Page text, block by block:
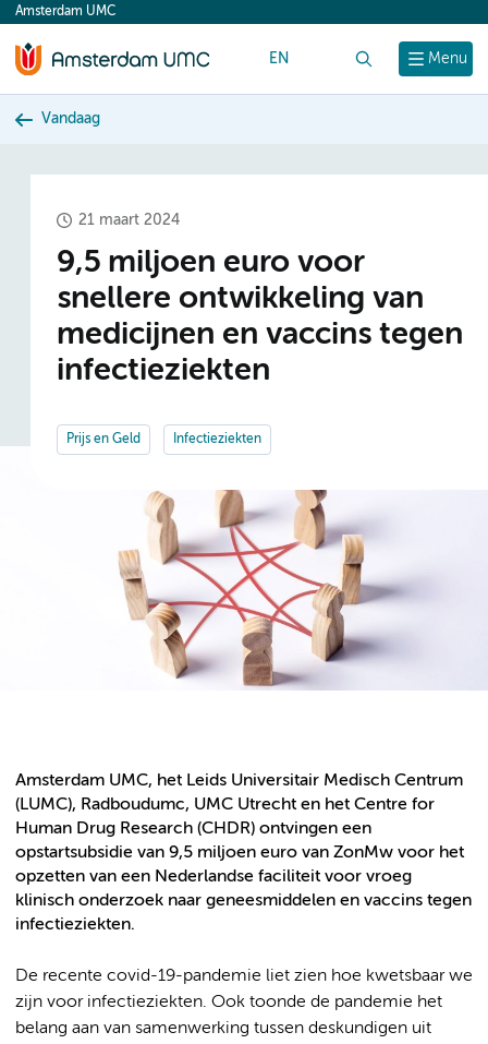
content
Menu
Amsterdam UMC
EN
Vandaag
21 maart 2024
9,5 miljoen euro voor
snellere ontwikkeling van
medicijnen en vaccins tegen
infectieziekten
Prijs en Geld Infectieziekten
Amsterdam UMC, het Leids Universitair Medisch Centrum
(LUMC), Radboudumc, UMC Utrecht en het Centre for
Human Drug Research (CHDR) ontvingen een
opstartsubsidie van 9,5 miljoen euro van ZonMw voor het
opzetten van een Nederlandse faciliteit voor vroeg
klinisch onderzoek naar geneesmiddelen en vaccins tegen
infectieziekten.
De recente covid-19-pandemie liet zien hoe kwetsbaar we
zijn voor infectieziekten. Ook toonde de pandemie het
belang aan van samenwerking tussen deskundigen uit